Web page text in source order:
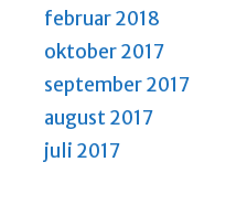
februar 2018
oktober 2017
september 2017
august 2017
juli 2017